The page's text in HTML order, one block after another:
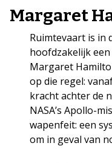
Margaret
Ruimtevaart is in
hoofdzakelijk
Margaret
op die regel:
kracht achter de
NASA’s Apollo-
wapenfeit: een
om in geval van